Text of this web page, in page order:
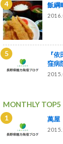
飯綱
『
窪病
MONTHLY TOP5
萬屋